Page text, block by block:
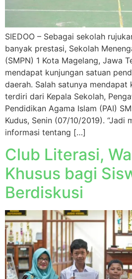
SIEDOO – Sebagai sekolah
banyak prestasi, Sekolah
(SMPN) 1 Kota Magelang, Jawa
mendapat kunjungan satuan
daerah. Salah satunya mendapat
terdiri dari Kepala Sekolah,
Pendidikan Agama Islam (PAI)
Kudus, Senin (07/10/2019). “Jadi
informasi tentang […]
Club Literasi,
Khusus bagi
Berdiskusi